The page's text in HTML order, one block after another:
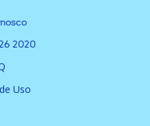
2020
Uso